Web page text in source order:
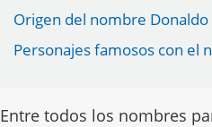
Origen del nombre Donaldo
Personajes famosos con el
Entre todos los nombres